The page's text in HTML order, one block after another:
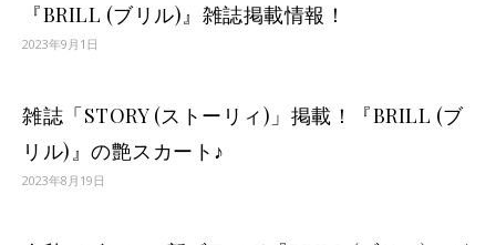
『BRILL (ブリル)』雑誌掲載情報！
2023年9月1日
雑誌「STORY (ストーリィ)」掲載！『BRILL (ブ
リル)』の艶スカート♪
2023年8月19日